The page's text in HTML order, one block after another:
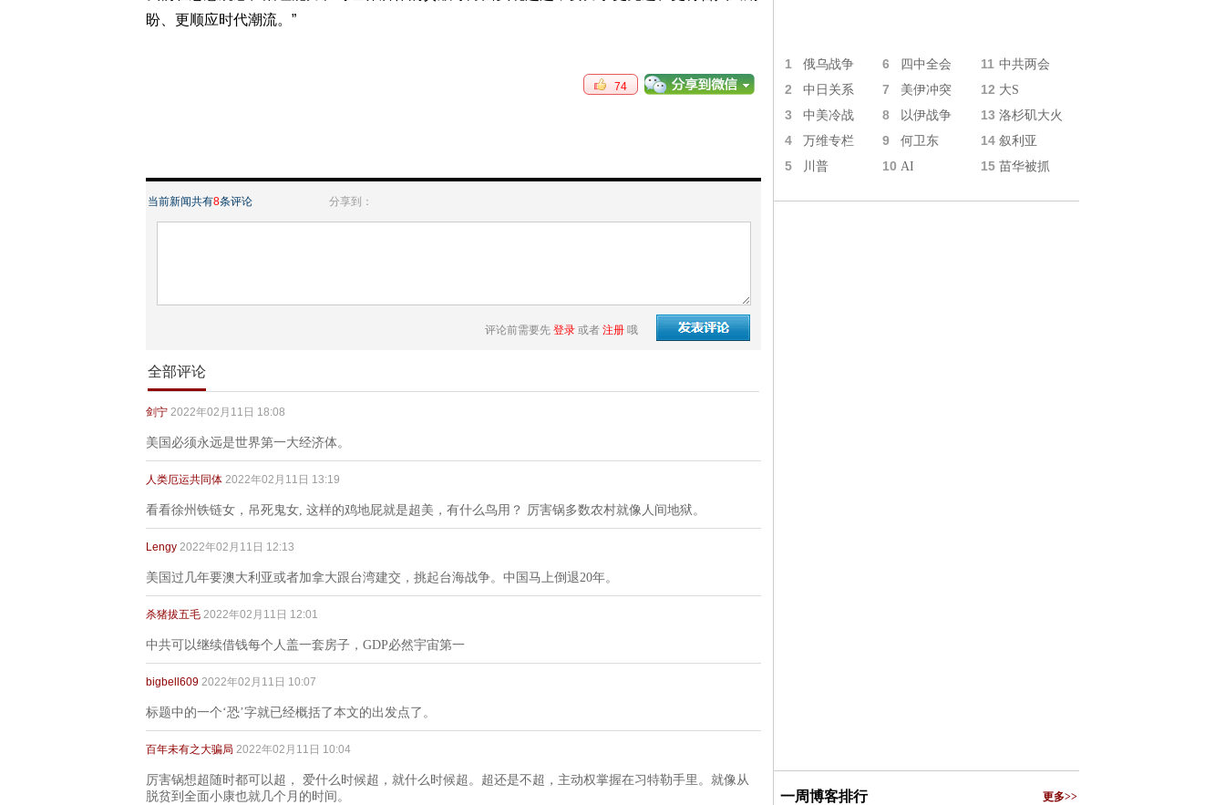
盼、更顺应时代潮流。”
74
当前新闻共有8条评论 分享到：
评论前需要先 登录 或者 注册 哦
全部评论
剑宁 2022年02月11日 18:08
美国必须永远是世界第一大经济体。
人类厄运共同体 2022年02月11日 13:19
看看徐州铁链女，吊死鬼女, 这样的鸡地屁就是超美，有什么鸟用？ 厉害锅多数农村就像人间地狱。
Lengy 2022年02月11日 12:13
美国过几年要澳大利亚或者加拿大跟台湾建交，挑起台海战争。中国马上倒退20年。
杀猪拔五毛 2022年02月11日 12:01
中共可以继续借钱每个人盖一套房子，GDP必然宇宙第一
bigbell609 2022年02月11日 10:07
标题中的一个‘恐’字就已经概括了本文的出发点了。
百年未有之大骗局 2022年02月11日 10:04
厉害锅想超随时都可以超， 爱什么时候超，就什么时候超。超还是不超，主动权掌握在习特勒手里。就像从
脱贫到全面小康也就几个月的时间。
1 俄乌战争 6 四中全会 11 中共两会
2 中日关系 7 美伊冲突 12 大S
3 中美冷战 8 以伊战争 13 洛杉矶大火
4 万维专栏 9 何卫东 14 叙利亚
5 川普 10 AI 15 苗华被抓
一周博客排行 更多>>